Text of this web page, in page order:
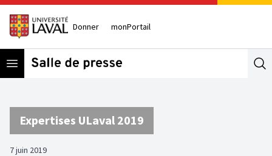
Donner monPortail
Open menu
Expertises ULaval 2019
7 juin 2019